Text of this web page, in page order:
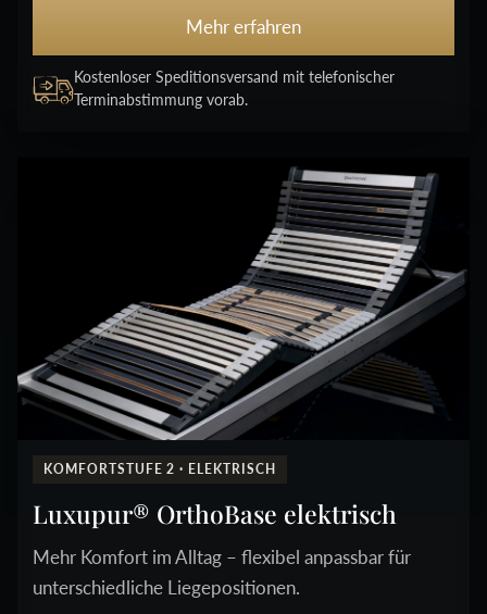
Mehr erfahren
Kostenloser Speditionsversand mit telefonischer
Terminabstimmung vorab.
KOMFORTSTUFE 2 · ELEKTRISCH
Luxupur® OrthoBase elektrisch
Mehr Komfort im Alltag – flexibel anpassbar für
unterschiedliche Liegepositionen.